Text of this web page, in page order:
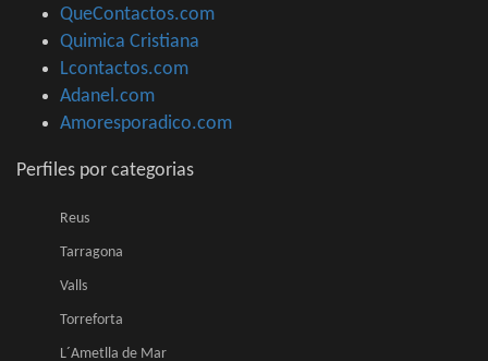
QueContactos.com
Quimica Cristiana
Lcontactos.com
Adanel.com
Amoresporadico.com
Perfiles por categorias
Reus
Tarragona
Valls
Torreforta
L´Ametlla de Mar